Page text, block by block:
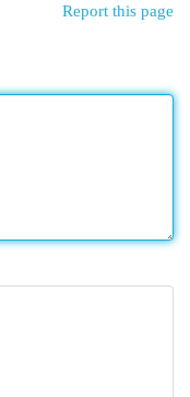
Report this page